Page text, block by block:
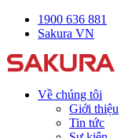
1900 636 881
Sakura VN
Về chúng tôi
Giới thiệu
Tin tức